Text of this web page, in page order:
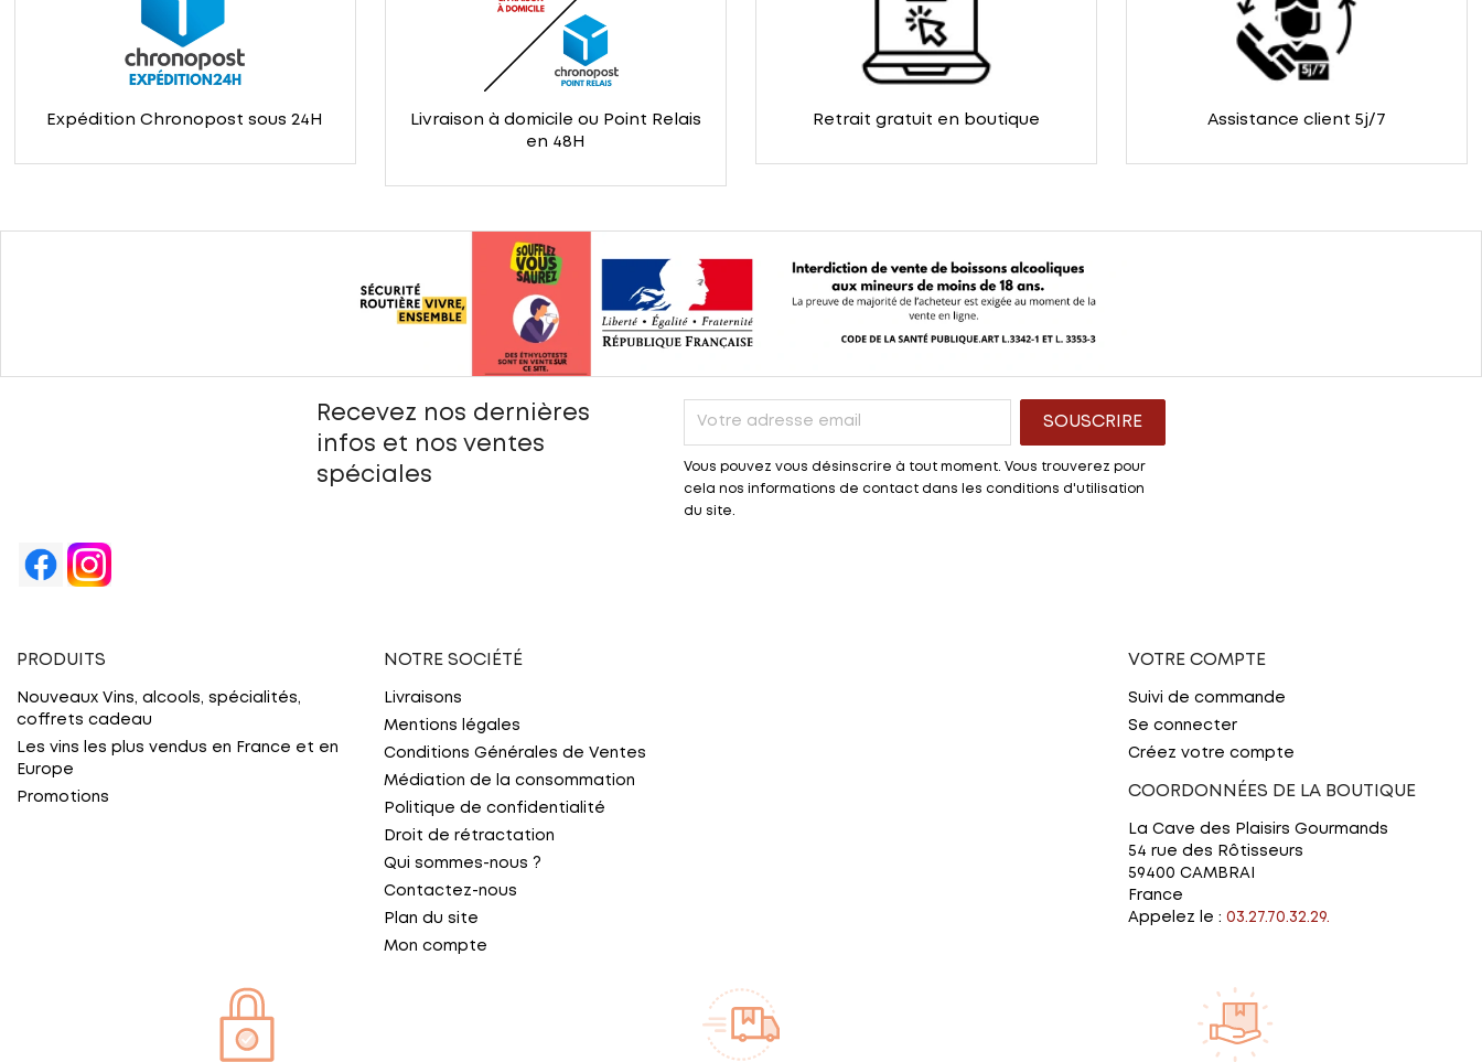
Expédition Chronopost sous 24H
Livraison à domicile ou Point Relais
en 48H
Retrait gratuit en boutique Assistance client 5j/7
Recevez nos dernières
infos et nos ventes
spéciales
Vous pouvez vous désinscrire à tout moment. Vous trouverez pour
cela nos informations de contact dans les conditions d'utilisation
du site.
PRODUITS
Nouveaux Vins, alcools, spécialités,
coffrets cadeau
Les vins les plus vendus en France et en
Europe
Promotions
NOTRE SOCIÉTÉ
Livraisons
Mentions légales
Conditions Générales de Ventes
Médiation de la consommation
Politique de confidentialité
Droit de rétractation
Qui sommes-nous ?
Contactez-nous
Plan du site
Mon compte
VOTRE COMPTE
Suivi de commande
Se connecter
Créez votre compte
COORDONNÉES DE LA BOUTIQUE
La Cave des Plaisirs Gourmands
54 rue des Rôtisseurs
59400 CAMBRAI
France
Appelez le : 03.27.70.32.29.